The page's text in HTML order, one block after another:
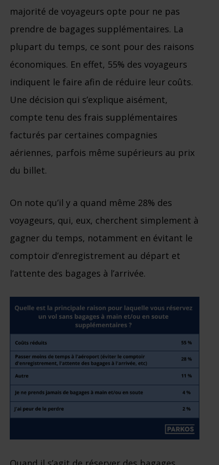
majorité de voyageurs opte pour ne pas
prendre de bagages supplémentaires. La
plupart du temps, ce sont pour des raisons
économiques. En effet, 55% des voyageurs
indiquent le faire afin de réduire leur coûts.
Une décision qui s’explique aisément,
compte tenu des frais supplémentaires
facturés par certaines compagnies
aériennes, parfois même supérieurs au prix
du billet.
On note qu’il y a quand même 28% des
voyageurs, qui, eux, cherchent simplement à
gagner du temps, notamment en évitant le
comptoir d’enregistrement au départ et
l’attente des bagages à l’arrivée.